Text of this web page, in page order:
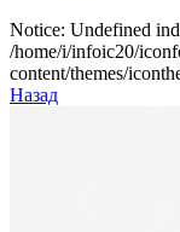
Notice: Undefined
/home/i/infoic20/
content/themes/
Назад